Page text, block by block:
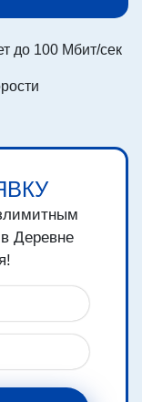
до 100 Мбит/сек
Деревне